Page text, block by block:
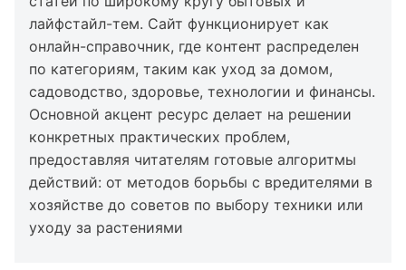
лайфстайл-тем. Сайт функционирует как
онлайн-справочник, где контент распределен
по категориям, таким как уход за домом,
садоводство, здоровье, технологии и финансы.
Основной акцент ресурс делает на решении
конкретных практических проблем,
предоставляя читателям готовые алгоритмы
действий: от методов борьбы с вредителями в
хозяйстве до советов по выбору техники или
уходу за растениями